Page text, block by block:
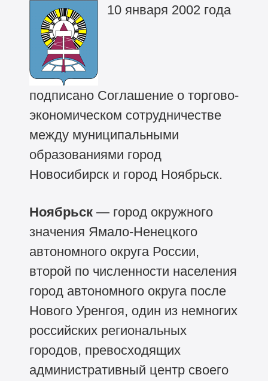
10 января 2002 года
подписано Соглашение о торгово-
экономическом сотрудничестве
между муниципальными
образованиями город
Новосибирск и город Ноябрьск.
Ноябрьск— город окружного
значения Ямало-Ненецкого
автономного округа России,
второй по численности населения
город автономного округа после
Нового Уренгоя, один из немногих
российских региональных
городов, превосходящих
административный центр своего